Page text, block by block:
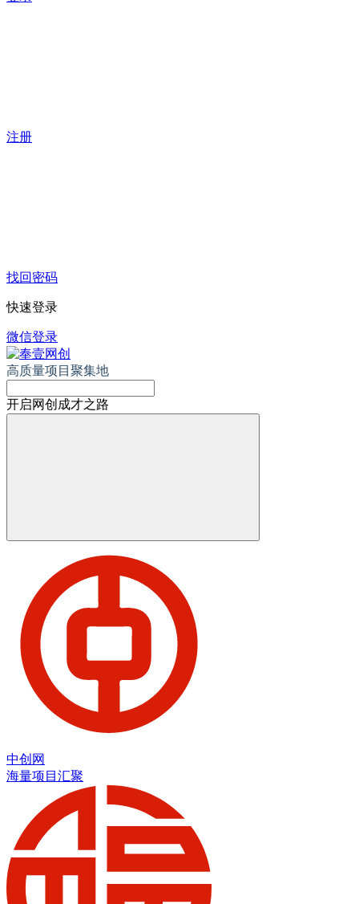
注册
找回密码
快速登录
微信登录
高质量项目聚集地
开启网创成才之路
中创网
海量项目汇聚